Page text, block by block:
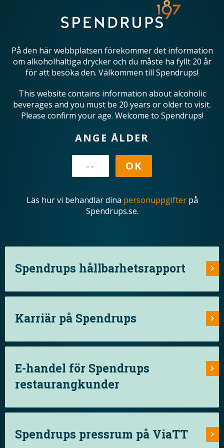
På den här webbplatsen förekommer det information
om alkoholhaltiga drycker och du måste ha fyllt 20 år
för att besöka den. Välkommen till Spendrups!
This website contains information about alcoholic
beverages and you must be 20 years or older to visit.
Please confirm your age. Welcome to Spendrups!
ANGE ÅLDER
Läs hur vi behandlar dina personuppgifterpå
Spendrups.se.
Spendrups hållbarhetsrapport
Karriär på Spendrups
E-handel för Spendrups
restaurangkunder
Spendrups pressrum på ViaTT